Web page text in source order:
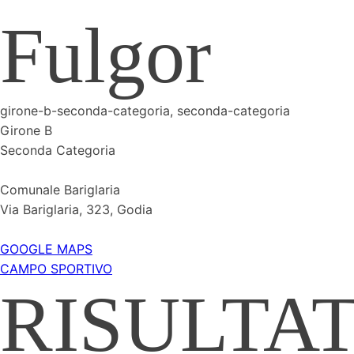
Fulgor
girone-b-seconda-categoria, seconda-categoria
Girone B
Seconda Categoria
Comunale Bariglaria
Via Bariglaria, 323, Godia
GOOGLE MAPS
CAMPO SPORTIVO